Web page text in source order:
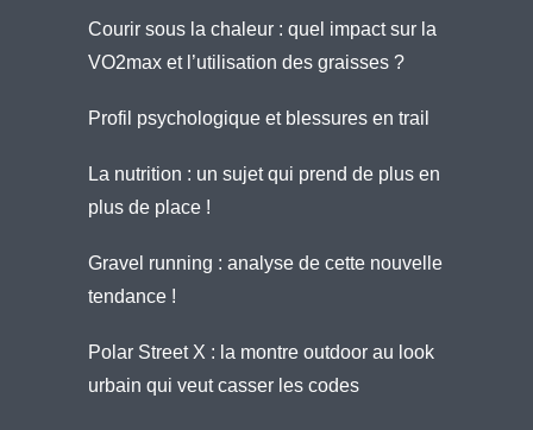
Courir sous la chaleur : quel impact sur la
VO2max et l’utilisation des graisses ?
Profil psychologique et blessures en trail
La nutrition : un sujet qui prend de plus en
plus de place !
Gravel running : analyse de cette nouvelle
tendance !
Polar Street X : la montre outdoor au look
urbain qui veut casser les codes